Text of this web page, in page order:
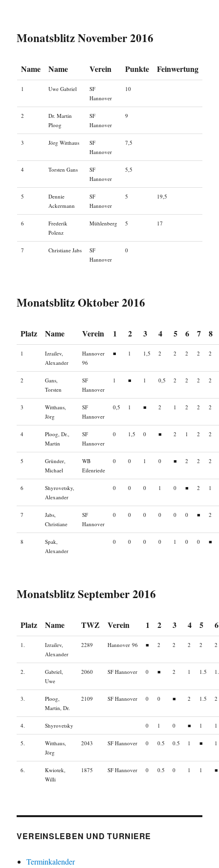
Monatsblitz November 2016
Name Name Verein Punkte Feinwertung
1 Uwe Gabriel
SF
Hannover
10
2
Dr. Martin
Ploog
SF
Hannover
9
3 Jörg Witthaus
SF
Hannover
7,5
4 Torsten Gans
SF
Hannover
5,5
5
Dennie
Ackermann
SF
Hannover
5 19,5
6
Frederik
Polenz
Mühlenberg 5 17
7 Christiane Jabs
SF
Hannover
0
Monatsblitz Oktober 2016
Platz Name Verein 1 2 3 4 5 6 7 8
1
Izrailev,
Alexander
Hannover
96
■ 1 1,5 2 2 2 2 2
2
Gans,
Torsten
SF
Hannover
1 ■ 1 0,5 2 2 2 2
3
Witthaus,
Jörg
SF
Hannover
0,5 1 ■ 2 1 2 2 2
4
Ploog, Dr.,
Martin
SF
Hannover
0 1,5 0 ■ 2 1 2 2
5
Gründer,
Michael
WB
Eilenriede
0 0 1 0 ■ 2 2 2
6
Shyrovetsky,
Alexander
0 0 0 1 0 ■ 2 1
7
Jabs,
Christiane
SF
Hannover
0 0 0 0 0 0 ■ 2
8
Spak,
Alexander
0 0 0 0 1 0 0 ■
Monatsblitz September 2016
Platz Name TWZ Verein 1 2 3 4 5 6
1.
Izrailev,
Alexander
2289 Hannover 96 ■ 2 2 2 2 2
2.
Gabriel,
Uwe
2060 SF Hannover 0 ■ 2 1 1.5
3.
Ploog,
Martin, Dr.
2109 SF Hannover 0 0 ■ 2 1.5 2
4. Shyrovetsky 0 1 0 ■ 1 1
5.
Witthaus,
Jörg
2043 SF Hannover 0 0.5 0.5 1 ■ 1
6.
Kwiotek,
Willi
1875 SF Hannover 0 0.5 0 1 1 ■
VEREINSLEBEN UND TURNIERE
Terminkalender